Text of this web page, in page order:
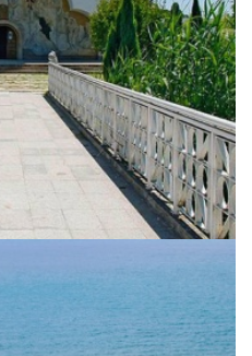
Frühbucher